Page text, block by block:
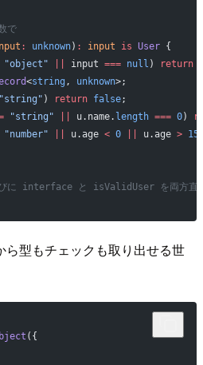
で
: unknown) : input is User {
input === null ) return
<string , unknown>;
) return false;
"string" u.name. length === 0)
u.age < 0 || u.age >
びに interface と isValidUser を両方直
型もチェックも取り出せる世
({